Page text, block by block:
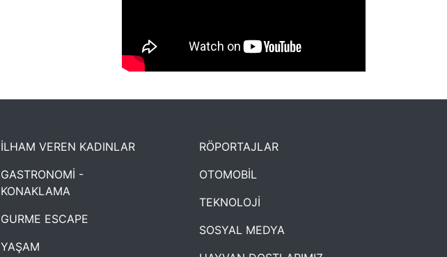
NYXmag 2. Yaş Kutlama Etkinliği
İLHAM VEREN KADINLAR
GASTRONOMİ -
KONAKLAMA
GURME ESCAPE
YAŞAM
RÖPORTAJLAR
OTOMOBİL
TEKNOLOJİ
SOSYAL MEDYA